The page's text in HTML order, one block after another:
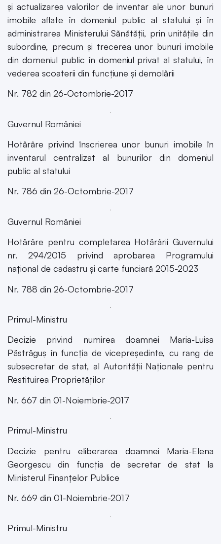
și actualizarea valorilor de inventar ale unor bunuri
imobile aflate în domeniul public al statului și în
administrarea Ministerului Sănătății, prin unitățile din
subordine, precum și trecerea unor bunuri imobile
din domeniul public în domeniul privat al statului, în
vederea scoaterii din funcțiune și demolării
Nr. 782 din 26-Octombrie-2017
Guvernul României
Hotărâre privind înscrierea unor bunuri imobile în
inventarul centralizat al bunurilor din domeniul
public al statului
Nr. 786 din 26-Octombrie-2017
Guvernul României
Hotărâre pentru completarea Hotărârii Guvernului
nr. 294/2015 privind aprobarea Programului
național de cadastru și carte funciară 2015-2023
Nr. 788 din 26-Octombrie-2017
Primul-Ministru
Decizie privind numirea doamnei Maria-Luisa
Păstrăguș în funcția de vicepreședinte, cu rang de
subsecretar de stat, al Autorității Naționale pentru
Restituirea Proprietăților
Nr. 667 din 01-Noiembrie-2017
Primul-Ministru
Decizie pentru eliberarea doamnei Maria-Elena
Georgescu din funcția de secretar de stat la
Ministerul Finanțelor Publice
Nr. 669 din 01-Noiembrie-2017
Primul-Ministru